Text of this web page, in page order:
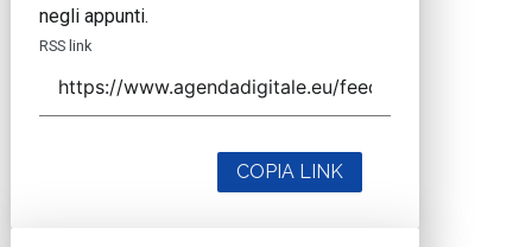
negli appunti.
RSS link
COPIA LINK